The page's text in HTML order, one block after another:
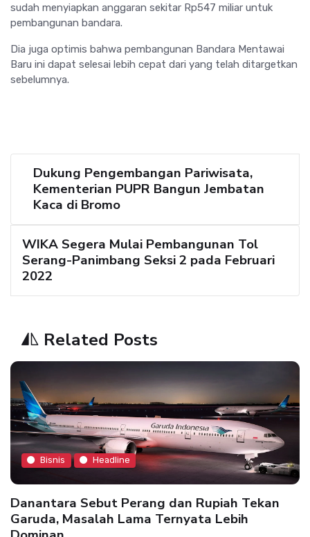
sudah menyiapkan anggaran sekitar Rp547 miliar untuk
pembangunan bandara.
Dia juga optimis bahwa pembangunan Bandara Mentawai
Baru ini dapat selesai lebih cepat dari yang telah ditargetkan
sebelumnya.
Dukung Pengembangan Pariwisata,
Kementerian PUPR Bangun Jembatan
Kaca di Bromo
WIKA Segera Mulai Pembangunan Tol
Serang-Panimbang Seksi 2 pada Februari
2022
Related Posts
Bisnis Headline
Danantara Sebut Perang dan Rupiah Tekan
Garuda, Masalah Lama Ternyata Lebih